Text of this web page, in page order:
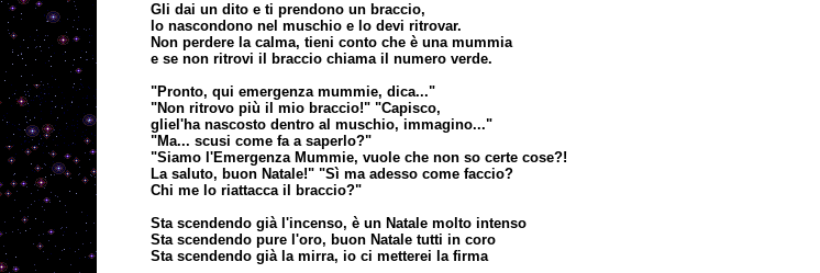
Gli dai un dito e ti prendono un braccio,
lo nascondono nel muschio e lo devi ritrovar.
Non perdere la calma, tieni conto che è una mummia
e se non ritrovi il braccio chiama il numero verde.
"Pronto, qui emergenza mummie, dica..."
"Non ritrovo più il mio braccio!" "Capisco,
gliel'ha nascosto dentro al muschio, immagino..."
"Ma... scusi come fa a saperlo?"
"Siamo l'Emergenza Mummie, vuole che non so certe cose?!
La saluto, buon Natale!" "Sì ma adesso come faccio?
Chi me lo riattacca il braccio?"
Sta scendendo già l'incenso, è un Natale molto intenso
Sta scendendo pure l'oro, buon Natale tutti in coro
Sta scendendo già la mirra, io ci metterei la firma